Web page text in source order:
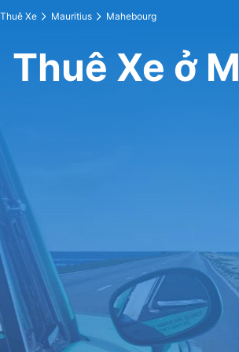
Thuê Xe Mauritius Mahebourg
Thuê Xe ở